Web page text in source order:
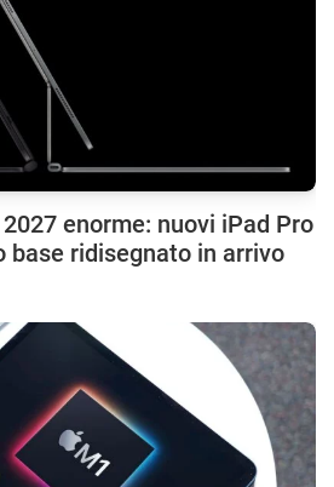
enorme: nuovi iPad Pro
base ridisegnato in arrivo